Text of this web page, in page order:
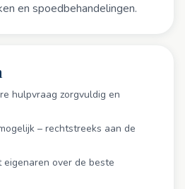
en spoedbehandelingen.
hulpvraag zorgvuldig en
– rechtstreeks aan de
eigenaren over de beste